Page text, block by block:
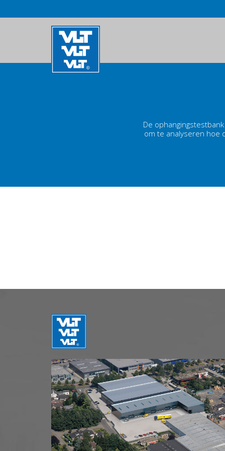
MAIN
NAVIGATION
De
om te analyseren hoe